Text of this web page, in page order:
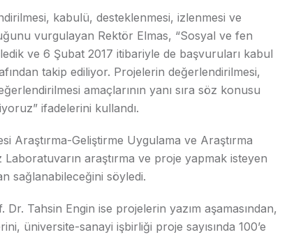
kabulü, desteklenmesi, izlenmesi ve
vurgulayan Rektör Elmas, “Sosyal ve fen
ve 6 Şubat 2017 itibariyle de başvuruları kabul
takip ediliyor. Projelerin değerlendirilmesi,
amaçlarının yanı sıra söz konusu
ifadelerini kullandı.
Araştırma-Geliştirme Uygulama ve Araştırma
araştırma ve proje yapmak isteyen
sağlanabileceğini söyledi.
Tahsin Engin ise projelerin yazım aşamasından,
üniversite-sanayi işbirliği proje sayısında 100’e